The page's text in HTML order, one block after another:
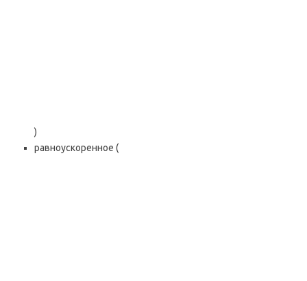
)
равноускоренное (